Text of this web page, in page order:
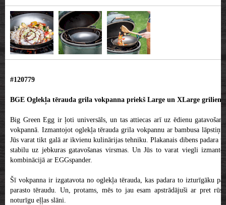
#120779
BGE Oglekļa tērauda grila vokpanna priekš Large un XLarge griliem
Big Green Egg ir ļoti universāls, un tas attiecas arī uz ēdienu gatavošanu
vokpannā. Izmantojot oglekļa tērauda grila vokpannu ar bambusa lāpstiņu,
Jūs varat tikt galā ar ikvienu kulinārijas tehniku. Plakanais dibens padara to
stabilu uz jebkuras gatavošanas virsmas. Un Jūs to varat viegli izmantot
kombinācijā ar EGGspander.
Šī vokpanna ir izgatavota no oglekļa tērauda, kas padara to izturīgāku par
parasto tēraudu. Un, protams, mēs to jau esam apstrādājuši ar pret rūsu
noturīgu eļļas slāni.